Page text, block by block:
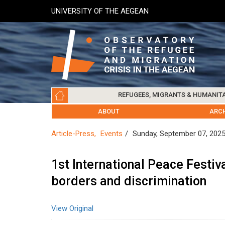
main
content
UNIVERSITY OF THE AEGEAN
Main
navigation
ABOUT
REFUGEES, MIGRANTS &
REFUGEES & MIGRANTS
LESVOS SOCIETY CHIOS SOCIETY
UNIVERSITY OF THE AEGEAN
Article-Press Events Sunday, September 07, 2025
1st International Peace
borders and discrimination
View Original